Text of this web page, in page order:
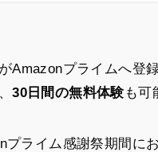
Amazonプライムへ登
30日間の無料体験も可
プライム感謝祭期間に